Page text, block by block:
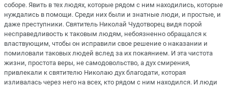
соборе. Явить в тех людях, которые рядом с ним находились, которые
нуждались в помощи. Среди них были и знатные люди, и простые, и
даже преступники. Святитель Николай Чудотворец видя порой
несправедливость к таковым людям, небоязненно обращался к
властвующим, чтобы он исправили свое решение о наказании и
помиловали таковых людей вслед за их покаянием. И эта чистота
жизни, простота веры, не самодовольство, а дух смирения,
привлекали к святителю Николаю дух благодати, которая
изливалась через него на всех, кто рядом с ним находился. И люди